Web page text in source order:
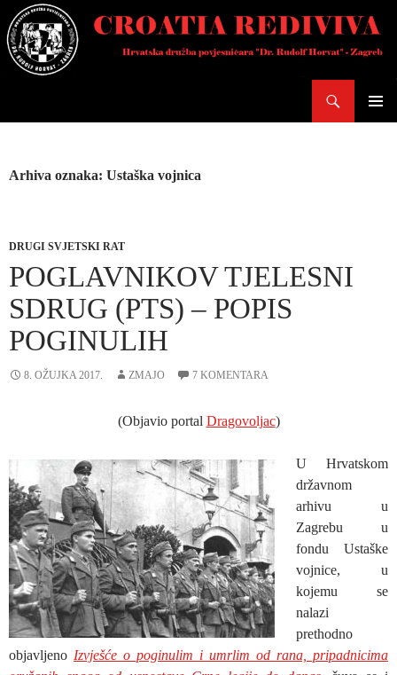
Skoči
do
sadržaja
Arhiva oznaka: Ustaška vojnica
DRUGI SVJETSKI RAT
POGLAVNIKOV TJELESNI
SDRUG (PTS) – POPIS
POGINULIH
8. OŽUJKA 2017. ZMAJO 7 KOMENTARA
(Objavio portal Dragovoljac)
U Hrvatskom
državnom
arhivu u
Zagrebu u
fondu Ustaške
vojnice, u
kojemu se
nalazi
prethodno
objavljeno Izvješće o poginulim i umrlim od rana, pripadnicima